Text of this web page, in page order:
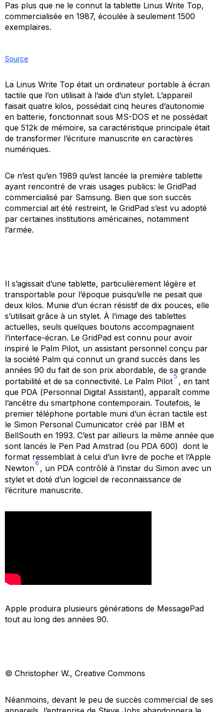
Pas plus que ne le connut la tablette Linus Write Top,
commercialisée en 1987, écoulée à seulement 1500
exemplaires.
Source
La Linus Write Top était un ordinateur portable à écran
tactile que l’on utilisait à l’aide d’un stylet. L’appareil
faisait quatre kilos, possédait cinq heures d’autonomie
en batterie, fonctionnait sous MS-DOS et ne possédait
que 512k de mémoire, sa caractéristique principale était
de transformer l’écriture manuscrite en caractères
numériques.
Ce n’est qu’en 1989 qu’est lancée la première tablette
ayant rencontré de vrais usages publics: le GridPad
commercialisé par Samsung. Bien que son succès
commercial ait été restreint, le GridPad s’est vu adopté
par certaines institutions américaines, notamment
l’armée.
Il s’agissait d’une tablette, particulièrement légère et
transportable pour l’époque puisqu’elle ne pesait que
deux kilos. Munie d’un écran résistif de dix pouces, elle
s’utilisait grâce à un stylet. À l’image des tablettes
actuelles, seuls quelques boutons accompagnaient
l’interface-écran. Le GridPad est connu pour avoir
inspiré le Palm Pilot, un assistant personnel conçu par
la société Palm qui connut un grand succès dans les
années 90 du fait de son prix abordable, de sa grande
portabilité et de sa connectivité. Le Palm Pilot
5
, en tant
que PDA (Personnal Digital Assistant), apparaît comme
l’ancêtre du smartphone contemporain. Toutefois, le
premier téléphone portable muni d’un écran tactile est
le Simon Personal Cumunicator créé par IBM et
BellSouth en 1993. C’est par ailleurs la même année que
sont lancés le Pen Pad Amstrad (ou PDA 600) dont le
format ressemblait à celui d’un livre de poche et l’Apple
Newton
6
, un PDA contrôlé à l’instar du Simon avec un
stylet et doté d’un logiciel de reconnaissance de
l’écriture manuscrite.
Apple produira plusieurs générations de MessagePad
tout au long des années 90.
© Christopher W., Creative Commons
Néanmoins, devant le peu de succès commercial de ses